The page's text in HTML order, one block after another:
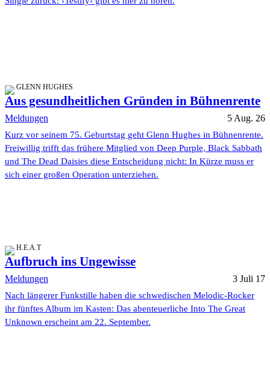
GLENN HUGHES
Aus gesundheitlichen Gründen in Bühnenrente
Meldungen 5 Aug. 26
Kurz vor seinem 75. Geburtstag geht Glenn Hughes in Bühnenrente.
Freiwillig trifft das frühere Mitglied von Deep Purple, Black Sabbath
und The Dead Daisies diese Entscheidung nicht: In Kürze muss er
sich einer großen Operation unterziehen.
H.E.A.T
Aufbruch ins Ungewisse
Meldungen 3 Juli 17
Nach längerer Funkstille haben die schwedischen Melodic-Rocker
ihr fünftes Album im Kasten: Das abenteuerliche Into The Great
Unknown erscheint am 22. September.